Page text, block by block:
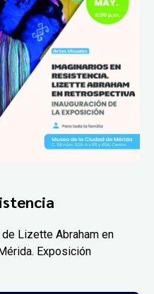
Lizette Abraham en
Exposición